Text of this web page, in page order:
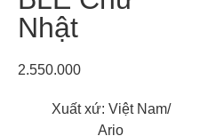
Nhật
2.550.000
Xuất xứ: Việt Nam/
Ario